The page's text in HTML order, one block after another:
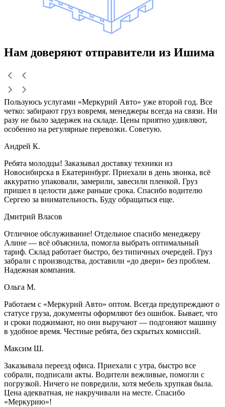
Нам доверяют отправители из Ишима
Пользуюсь услугами «Меркурий Авто» уже второй год. Все
четко: забирают груз вовремя, менеджеры всегда на связи. Ни
разу не было задержек на складе. Цены приятно удивляют,
особенно на регулярные перевозки. Советую.
Андрей К.
Ребята молодцы! Заказывал доставку техники из
Новосибирска в Екатеринбург. Приехали в день звонка, всё
аккуратно упаковали, замерили, завесили пленкой. Груз
пришел в целости даже раньше срока. Спасибо водителю
Сергею за внимательность. Буду обращаться еще.
Дмитрий Власов
Отличное обслуживание! Отдельное спасибо менеджеру
Алине — всё объяснила, помогла выбрать оптимальный
тариф. Склад работает быстро, без типичных очередей. Груз
забрали с производства, доставили «до двери» без проблем.
Надежная компания.
Ольга М.
Работаем с «Меркурий Авто» оптом. Всегда предупреждают о
статусе груза, документы оформляют без ошибок. Бывает, что
и сроки поджимают, но они выручают — подгоняют машину
в удобное время. Честные ребята, без скрытых комиссий.
Максим Ш.
Заказывала переезд офиса. Приехали с утра, быстро все
собрали, подписали акты. Водители вежливые, помогли с
погрузкой. Ничего не повредили, хотя мебель хрупкая была.
Цена адекватная, не накручивали на месте. Спасибо
«Меркурию»!